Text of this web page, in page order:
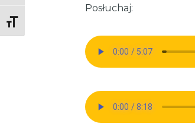
Toggle Font size
Posłuchaj: